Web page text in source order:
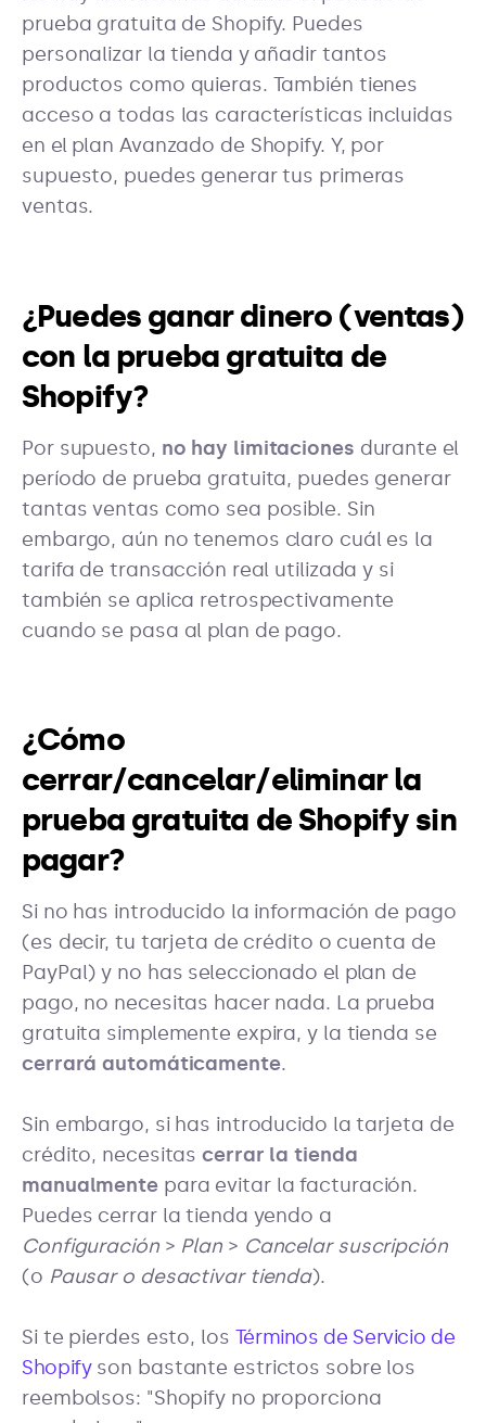
prueba gratuita de Shopify. Puedes
personalizar la tienda y añadir tantos
productos como quieras. También tienes
acceso a todas las características incluidas
en el plan Avanzado de Shopify. Y, por
supuesto, puedes generar tus primeras
ventas.
¿Puedes ganar dinero (ventas)
con la prueba gratuita de
Shopify?
Por supuesto, no hay limitaciones durante el
período de prueba gratuita, puedes generar
tantas ventas como sea posible. Sin
embargo, aún no tenemos claro cuál es la
tarifa de transacción real utilizada y si
también se aplica retrospectivamente
cuando se pasa al plan de pago.
¿Cómo
cerrar/cancelar/eliminar la
prueba gratuita de Shopify sin
pagar?
Si no has introducido la información de pago
(es decir, tu tarjeta de crédito o cuenta de
PayPal) y no has seleccionado el plan de
pago, no necesitas hacer nada. La prueba
gratuita simplemente expira, y la tienda se
cerrará automáticamente.
Sin embargo, si has introducido la tarjeta de
crédito, necesitascerrar la tienda
manualmentepara evitar la facturación.
Puedes cerrar la tienda yendo a
Configuración> Plan > Cancelar suscripción
(o Pausar o desactivar tienda).
Si te pierdes esto, los Términos de Servicio de
Shopifyson bastante estrictos sobre los
reembolsos: "Shopify no proporciona